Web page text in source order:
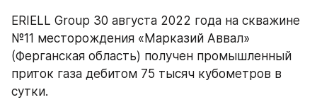
ERIELL Group 30 августа 2022 года на скважине
№11 месторождения «Марказий Аввал»
(Ферганская область) получен промышленный
приток газа дебитом 75 тысяч кубометров в
сутки.